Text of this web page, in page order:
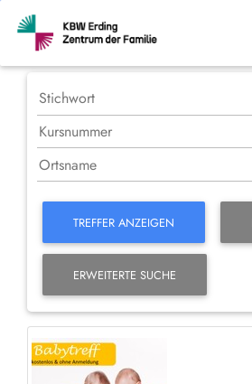
TREFFER ANZEIGEN
ERWEITERTE SUCHE